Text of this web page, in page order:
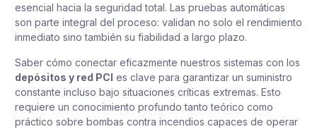
esencial hacia la seguridad total. Las pruebas automáticas
son parte integral del proceso: validan no solo el rendimiento
inmediato sino también su fiabilidad a largo plazo.
Saber cómo conectar eficazmente nuestros sistemas con los
depósitos y red PCI es clave para garantizar un suministro
constante incluso bajo situaciones críticas extremas. Esto
requiere un conocimiento profundo tanto teórico como
práctico sobre bombas contra incendios capaces de operar